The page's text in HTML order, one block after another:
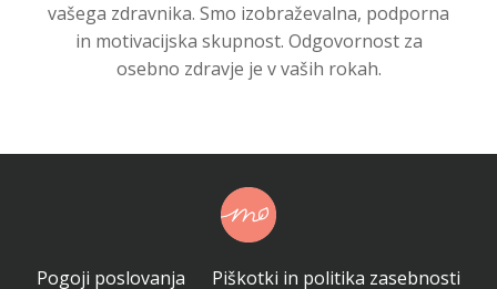
vašega zdravnika. Smo izobraževalna, podporna
in motivacijska skupnost. Odgovornost za
osebno zdravje je v vaših rokah.
Pogoji poslovanja Piškotki in politika zasebnosti